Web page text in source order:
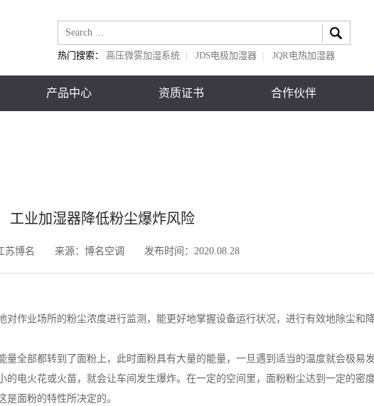
热门搜索： 高压微雾加湿系统 | JDS电极加湿器 | JQR电热加湿器
产品中心 资质证书 合作伙伴
工业加湿器降低粉尘爆炸风险
苏博名 来源：博名空调 发布时间：2020.08.28
对作业场所的粉尘浓度进行监测，能更好地掌握设备运行状况，进行有效地除尘和
全部都转到了面粉上，此时面粉具有大量的能量，一旦遇到适当的温度就会极易发
电火花或火苗，就会让车间发生爆炸。在一定的空间里，面粉粉尘达到一定的密
面粉的特性所决定的。